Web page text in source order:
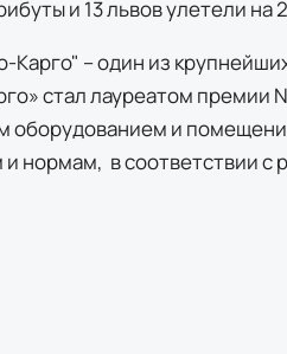
и 13 львов улетели на
– один из
стал лауреатом
оборудованием и
нормам, в соответствии с